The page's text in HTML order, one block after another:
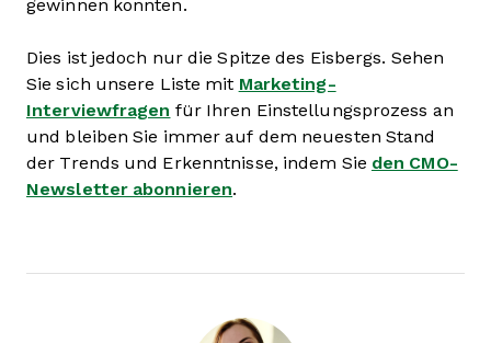
gewinnen konnten.
Dies ist jedoch nur die Spitze des Eisbergs. Sehen
Sie sich unsere Liste mit Marketing-
Interviewfragen für Ihren Einstellungsprozess an
und bleiben Sie immer auf dem neuesten Stand
der Trends und Erkenntnisse, indem Sie den CMO-
Newsletter abonnieren.